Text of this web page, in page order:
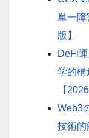
単一障
版】
DeFi
学的構
【
Web3
技術的